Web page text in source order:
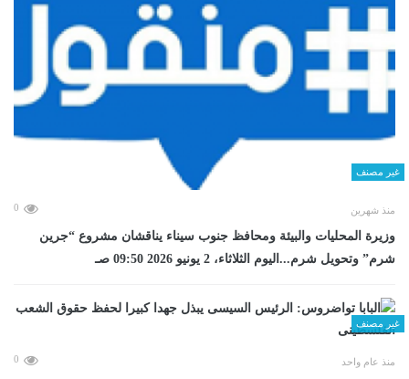
غير مصنف
منذ شهرين 0
وزيرة المحليات والبيئة ومحافظ جنوب سيناء يناقشان مشروع “جرين
شرم” وتحويل شرم...اليوم الثلاثاء، 2 يونيو 2026 09:50 صـ
غير مصنف
منذ عام واحد 0